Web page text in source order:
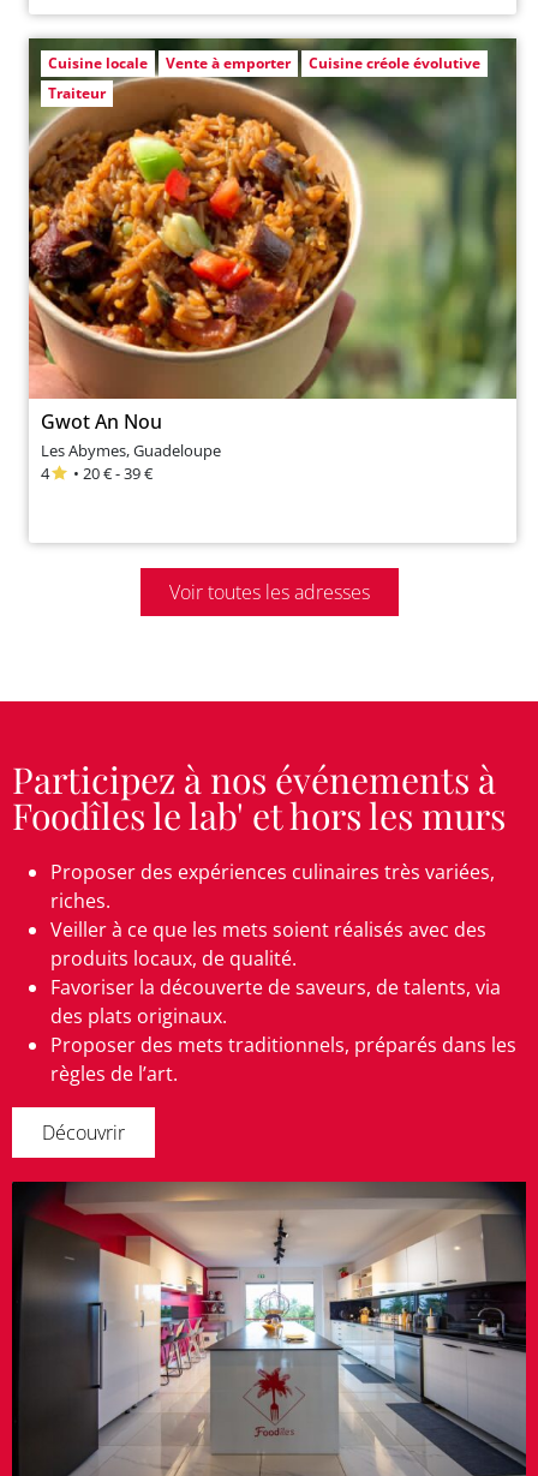
Cuisine locale Vente à emporter
Cuisine créole évolutive
Traiteur
Gwot An Nou
Les Abymes, Guadeloupe
4
• 20 € - 39 €
Voir toutes les adresses
Participez à nos événements à
Foodîles le lab' et hors les murs
Proposer des expériences culinaires très variées,
riches.
Veiller à ce que les mets soient réalisés avec des
produits locaux, de qualité.
Favoriser la découverte de saveurs, de talents, via
des plats originaux.
Proposer des mets traditionnels, préparés dans les
règles de l’art.
Découvrir